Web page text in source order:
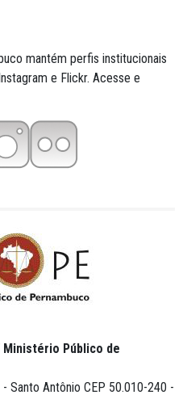
mantém perfis institucionais
e Flickr. Acesse e
Ministério Público de
Santo Antônio CEP 50.010-240 -